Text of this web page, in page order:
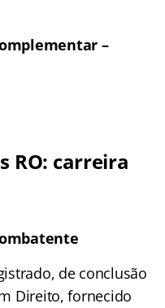
–
RO: carreira
de conclusão
Direito, fornecido